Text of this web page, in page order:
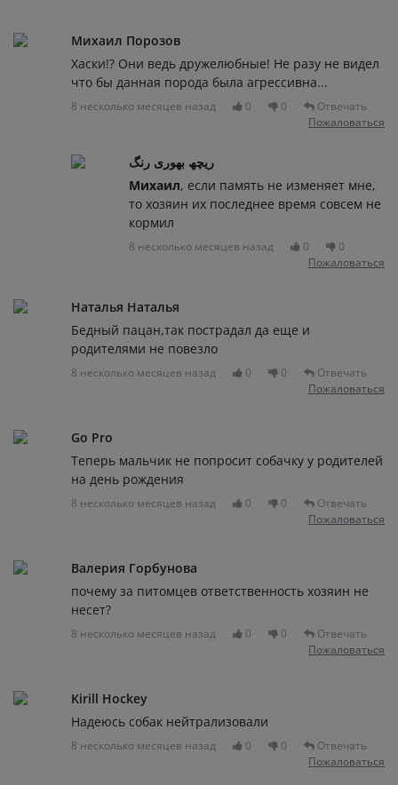
Михаил Порозов
Хаски!? Они ведь дружелюбные! Не разу не видел
что бы данная порода была агрессивна...
8 несколько месяцев назад 0 0
Отвечать
Пожаловаться
ریچھ بھوری رنگ
Михаил, если память не изменяет мне,
то хозяин их последнее время совсем не
кормил
8 несколько месяцев назад 0
0
Пожаловаться
Наталья Наталья
Бедный пацан,так пострадал да еще и
родителями не повезло
8 несколько месяцев назад 0 0
Отвечать
Пожаловаться
Go Pro
Теперь мальчик не попросит собачку у родителей
на день рождения
8 несколько месяцев назад 0 0
Отвечать
Пожаловаться
Валерия Горбунова
почему за питомцев ответственность хозяин не
несет?
8 несколько месяцев назад 0 0
Отвечать
Пожаловаться
Kirill Hockey
Надеюсь собак нейтрализовали
8 несколько месяцев назад 0 0
Отвечать
Пожаловаться